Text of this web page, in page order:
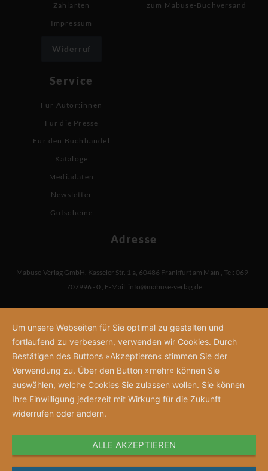
Zahlarten
Impressum
Widerruf
zum Mabuse-Buchversand
Service
Für Autor:innen
Für die Presse
Für den Buchhandel
Kataloge
Mediadaten
Newsletter
Gutscheine
Adresse
Mabuse-Verlag GmbH, Kasseler Str. 1 a, 60486 Frankfurt am Main , Tel: 069 -
707996 - 0 , E-Mail: info@mabuse-verlag.de
Um unsere Webseiten für Sie optimal zu gestalten und
fortlaufend zu verbessern, verwenden wir Cookies. Durch
Bestätigen des Buttons »Akzeptieren« stimmen Sie der
Verwendung zu. Über den Button »mehr« können Sie
auswählen, welche Cookies Sie zulassen wollen. Sie können
Ihre Einwilligung jederzeit mit Wirkung für die Zukunft
widerrufen oder ändern.
ALLE AKZEPTIEREN